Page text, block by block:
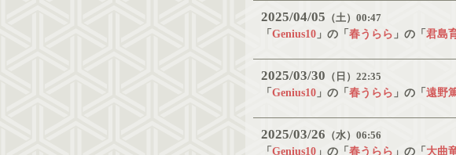
2025 04 05 （土） 00:47
「 Genius10 」の「 春うらら 」の「 君島
2025 03 30 （日） 22:35
「 Genius10 」の「 春うらら 」の「 遠野
2025 03 26 （水） 06:56
「 Genius10 」の「 春うらら 」の「 大曲